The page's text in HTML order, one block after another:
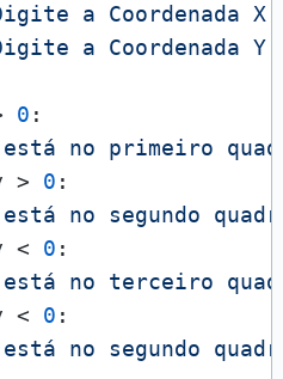
a Coordenada
a Coordenada
0 :
está no primeiro
> 0 :
no segundo
< 0 :
está no terceiro
< 0 :
no segundo